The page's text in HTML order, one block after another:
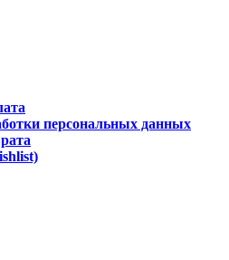
персональных данных